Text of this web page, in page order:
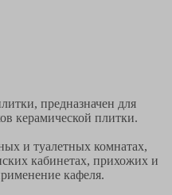
предназначен для
керамической плитки.
и туалетных комнатах,
кабинетах, прихожих и
кафеля.